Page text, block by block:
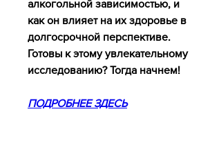
алкогольной зависимостью, и
как он влияет на их здоровье в
долгосрочной перспективе.
Готовы к этому увлекательному
исследованию? Тогда начнем!
ПОДРОБНЕЕ ЗДЕСЬ